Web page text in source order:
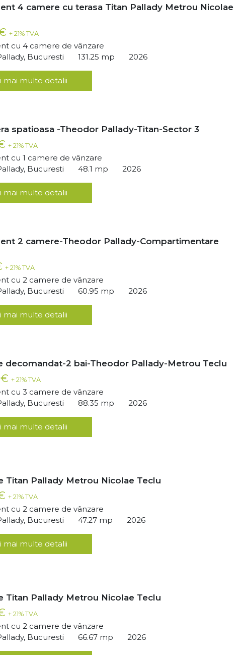
4 camere cu terasa Titan Pallady Metrou Nicolae
+ 21% TVA
cu 4 camere de vânzare
Bucuresti
131.25 mp 2026
mai multe detalii
spatioasa -Theodor Pallady-Titan-Sector 3
+ 21% TVA
cu 1 camere de vânzare
Bucuresti
48.1 mp 2026
mai multe detalii
2 camere-Theodor Pallady-Compartimentare
+ 21% TVA
cu 2 camere de vânzare
Bucuresti
60.95 mp 2026
mai multe detalii
decomandat-2 bai-Theodor Pallady-Metrou Teclu
€ + 21% TVA
cu 3 camere de vânzare
Bucuresti
88.35 mp 2026
mai multe detalii
Titan Pallady Metrou Nicolae Teclu
+ 21% TVA
cu 2 camere de vânzare
Bucuresti
47.27 mp 2026
mai multe detalii
Titan Pallady Metrou Nicolae Teclu
+ 21% TVA
cu 2 camere de vânzare
Bucuresti
66.67 mp 2026